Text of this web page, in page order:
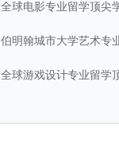
全球电影专业留学顶尖